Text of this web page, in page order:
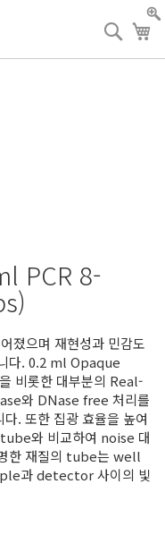
검
색
PCR 8-
으며 재현성과 민감도
다. 0.2 ml Opaque
비롯한 대부분의 Real-
와 DNase free 처리를
. 또한 집광 효율을 높여
와 비교하여 noise 대
한 재질의 tube는 well
과 detector 사이의 빛